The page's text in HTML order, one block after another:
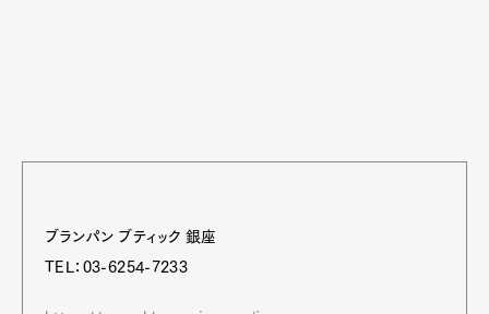
ブランパン ブティック 銀座
TEL：03-6254-7233